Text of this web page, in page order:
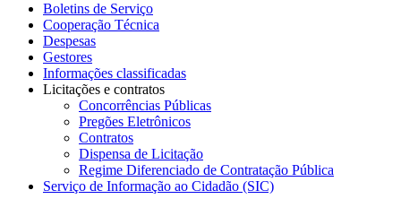
Boletins de Serviço
Cooperação Técnica
Despesas
Gestores
Informações classificadas
Licitações e contratos
Concorrências Públicas
Pregões Eletrônicos
Contratos
Dispensa de Licitação
Regime Diferenciado de Contratação Pública
Serviço de Informação ao Cidadão (SIC)